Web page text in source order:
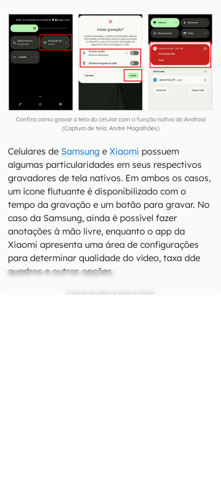
Confira como gravar a tela do celular com a função nativa do Android
(Captura de tela: André Magalhães)
Celulares de Samsung e Xiaomi possuem
algumas particularidades em seus respectivos
gravadores de tela nativos. Em ambos os casos,
um ícone flutuante é disponibilizado com o
tempo da gravação e um botão para gravar. No
caso da Samsung, ainda é possível fazer
anotações à mão livre, enquanto o app da
Xiaomi apresenta uma área de configurações
para determinar qualidade do vídeo, taxa dde
quadros e outras opções.
CONTINUA APÓS A PUBLICIDADE